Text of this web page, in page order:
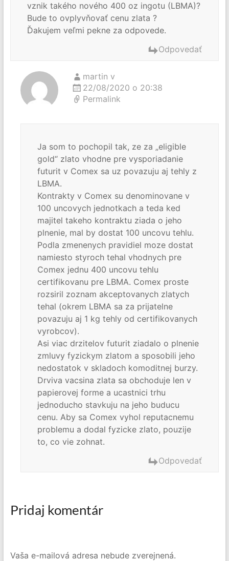
vznik takého nového 400 oz ingotu (LBMA)?
Bude to ovplyvňovať cenu zlata ?
Ďakujem veľmi pekne za odpovede.
Odpovedať
martin v
22/08/2020 o 20:38
Permalink
Ja som to pochopil tak, ze za „eligible
gold“ zlato vhodne pre vysporiadanie
futurit v Comex sa uz povazuju aj tehly z
LBMA.
Kontrakty v Comex su denominovane v
100 uncovych jednotkach a teda ked
majitel takeho kontraktu ziada o jeho
plnenie, mal by dostat 100 uncovu tehlu.
Podla zmenenych pravidiel moze dostat
namiesto styroch tehal vhodnych pre
Comex jednu 400 uncovu tehlu
certifikovanu pre LBMA. Comex proste
rozsiril zoznam akceptovanych zlatych
tehal (okrem LBMA sa za prijatelne
povazuju aj 1 kg tehly od certifikovanych
vyrobcov).
Asi viac drzitelov futurit ziadalo o plnenie
zmluvy fyzickym zlatom a sposobili jeho
nedostatok v skladoch komoditnej burzy.
Drviva vacsina zlata sa obchoduje len v
papierovej forme a ucastnici trhu
jednoducho stavkuju na jeho buducu
cenu. Aby sa Comex vyhol reputacnemu
problemu a dodal fyzicke zlato, pouzije
to, co vie zohnat.
Odpovedať
Pridaj komentár
Vaša e-mailová adresa nebude zverejnená.